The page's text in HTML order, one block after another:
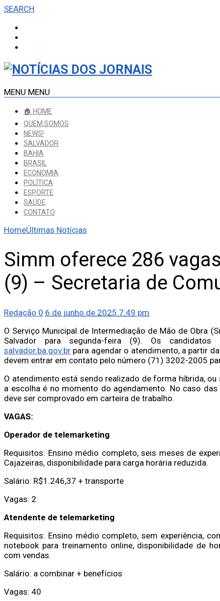
SEARCH
MENU MENU
🏠 HOME
QUEM SOMOS
NEWS!
SALVADOR
BAHIA
BRASIL
ECONOMIA
POLÍTICA
ESPORTE
SAÚDE
CONTATO
HomeÚltimas Notícias
Simm oferece 286
(9) – Secretaria de
Redação 0 6 de junho de 2025 7:49 pm
O Serviço Municipal de Intermediação de Mão de Obra
Salvador para segunda-feira (9). Os
salvador.ba.gov.br para agendar o atendimento, a partir
devem entrar em contato pelo número (71) 3202-2005
O atendimento está sendo realizado de forma híbrida,
a escolha é no momento do agendamento. No caso
deve ser comprovado em carteira de trabalho.
VAGAS:
Operador de telemarketing
Requisitos: Ensino médio completo, seis meses de
Cajazeiras, disponibilidade para carga horária reduzida.
Salário: R$1.246,37 + transporte
Vagas: 2
Atendente de telemarketing
Requisitos: Ensino médio completo, sem experiência,
notebook para treinamento online, disponibilidade de
com vendas.
Salário: a combinar + benefícios
Vagas: 40